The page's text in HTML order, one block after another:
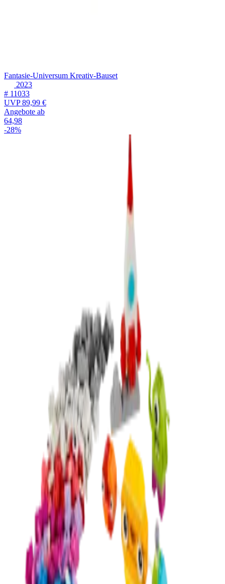
Fantasie-Universum Kreativ-Bauset
2023
# 11033
UVP89,99 €
Angebote ab
64,98
-28%